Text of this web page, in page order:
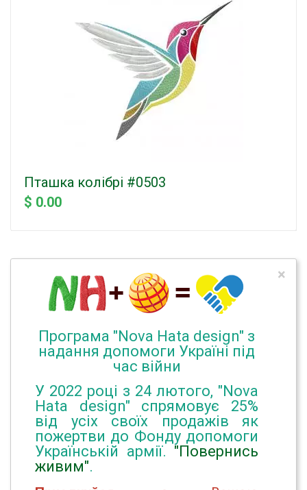
Пташка колібрі #0503
$ 0.00
Програма "Nova Hata design" з
надання допомоги Україні під
час війни
У 2022 році з 24 лютого, "Nova
Hata design" спрямовує 25%
від усіх своїх продажів як
пожертви до Фонду допомоги
Українській армії. "Повернись
живим".
×